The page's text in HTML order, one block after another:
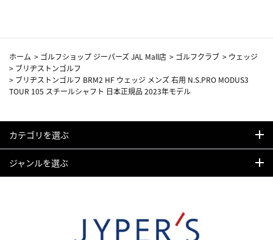
ホーム > ゴルフショップ ジーパーズ JAL Mall店 > ゴルフクラブ > ウェッジ
> ブリヂストンゴルフ
> ブリヂストンゴルフ BRM2 HF ウェッジ メンズ 右用 N.S.PRO MODUS3
TOUR 105 スチールシャフト 日本正規品 2023年モデル
カテゴリを選ぶ
ジャンルを選ぶ